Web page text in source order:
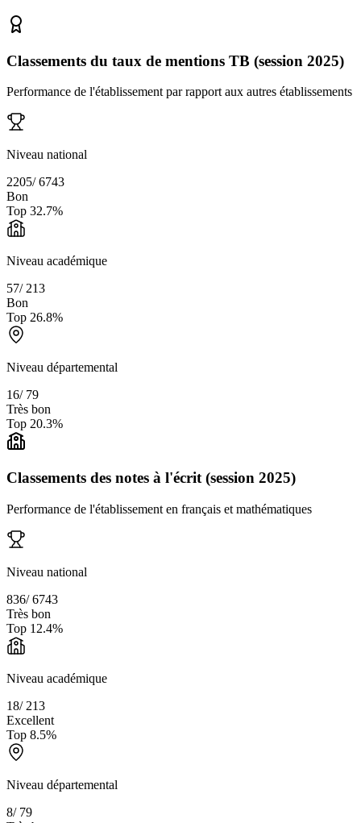
Classements du taux de mentions TB (session 2025)
Performance de l'établissement par rapport aux autres établissements
Niveau national
2205/6743
Bon
Top 32.7%
Niveau académique
57/ 213
Bon
Top 26.8%
Niveau départemental
16/ 79
Très bon
Top 20.3%
Classements des notes à l'écrit (session 2025)
Performance de l'établissement en français et mathématiques
Niveau national
836/6743
Très bon
Top 12.4%
Niveau académique
18/ 213
Excellent
Top 8.5%
Niveau départemental
8/ 79